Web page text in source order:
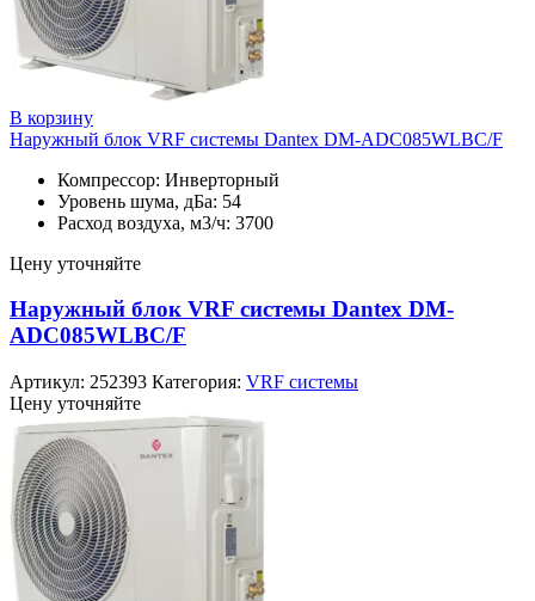
В корзину
Наружный блок VRF системы Dantex DM-ADC085WLBC/F
Компрессор: Инверторный
Уровень шума, дБа: 54
Расход воздуха, м3/ч: 3700
Цену уточняйте
Наружный блок VRF системы Dantex DM-
ADC085WLBC/F
Артикул: 252393 Категория: VRF системы
Цену уточняйте